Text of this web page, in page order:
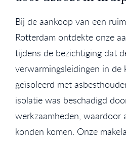
Bij de aankoop van een
Rotterdam ontdekte onze
tijdens de bezichtiging dat
verwarmingsleidingen in de
geïsoleerd met
isolatie was beschadigd
werkzaamheden, waardoor
konden komen. Onze